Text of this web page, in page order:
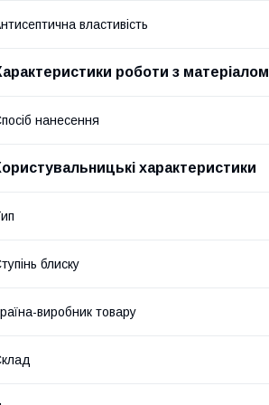
властивість
роботи з матеріалом
нанесення
характеристики
блиску
виробник товару